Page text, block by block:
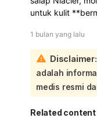
untuk kulit
jerawat yang
konsisten lebih
Cadangan
Pagi:pencuci
comedogenic
Malam:
kawasan
1 bulan yang lalu
Disclaimer:
adalah
medis resmi
Related content